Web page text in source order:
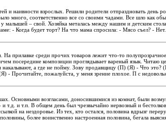
и наивности взрослых. Решили родители отпраздновать день
много, соответственно все со своими чадами. Все шло как
у малышей – свой. Хозяйка металась между нашим и детским
- Когда будет торт? На что мама спросила: - Мясо съел? -
На прилавке среди прочих товаров лежит что-то
посередине композиции проглядывает вареный язык. Читаю
накалывают, а где не пойму. Зову продавщицу (П) (Я) - Что это?
- Прочитайте, пожалуйста, у меня зрение плохое. П с
Основными возгласами, доносившимися из комнат, были
и т.п. В общем день был чрезвычайно нервозный и
на нездоровье. Из тех, кто остался, половина вдрызг
более воинственно настроенная половина, бегала